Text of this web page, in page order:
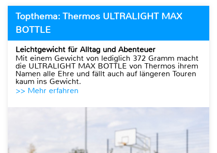
Topthema: Thermos ULTRALIGHT MAX
BOTTLE
Leichtgewicht für Alltag und Abenteuer
Mit einem Gewicht von lediglich 372 Gramm macht
die ULTRALIGHT MAX BOTTLE von Thermos ihrem
Namen alle Ehre und fällt auch auf längeren Touren
kaum ins Gewicht.
>> Mehr erfahren